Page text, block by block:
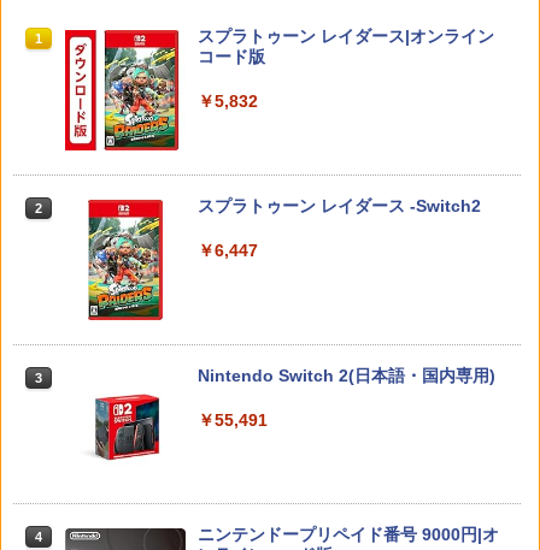
￥7,902
￥7,979
￥8,118
リーズ）
￥4,890
￥4,940
ngman NS ウィングマン NS Lite コンバ
ーター コントローラー 変換アダプター
Switch2 ケース 即納 スイッチ2 Nintend
グケース 新型 ジョイコン ソフト ケーブ
ルなど 収納可能 ギフト プレゼント シン
プル 無地 黒 ピンク 黄色 赤 青 送料無料
￥1,100
3
Switch2 ケース 即納 パステルカラー か
わいい Nintendo スイッチ2 対応 スイッ
チ スイッチツー ニンテンドー カバー ポ
ケーブル 収納可能 クリスマス ギフト プ
1
スプラトゥーン レイダース|オンライン
コード版
￥5,832
2 スプラトゥーン レイダース -Switch2
￥6,447
3 Nintendo Switch 2(日本語・国内専用)
￥55,491
4
ニンテンドープリペイド番号 9000円|オ